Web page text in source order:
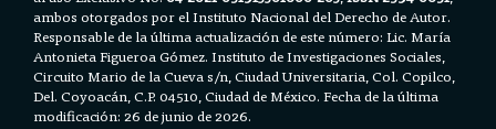
ambos otorgados por el Instituto Nacional del Derecho de Autor.
Responsable de la última actualización de este número: Lic. María
Antonieta Figueroa Gómez. Instituto de Investigaciones Sociales,
Circuito Mario de la Cueva s/n, Ciudad Universitaria, Col. Copilco,
Del. Coyoacán, C.P. 04510, Ciudad de México. Fecha de la última
modificación: 26 de junio de 2026.